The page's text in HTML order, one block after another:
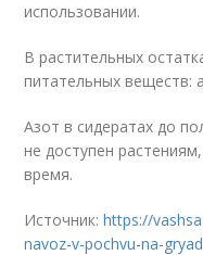
использовании.
В растительных
питательных веществ:
Азот в сидератах до
не доступен
время.
Источник:https://
navoz-v-pochvu-na-